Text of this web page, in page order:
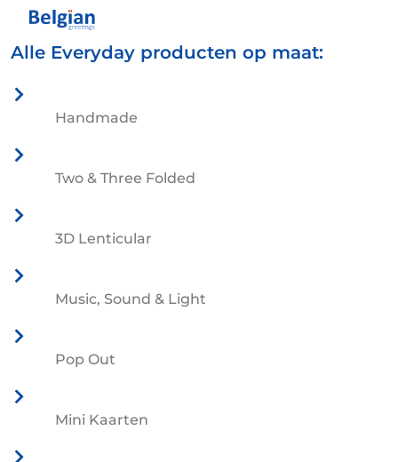
Alle Everyday producten op maat:
Handmade
Two & Three Folded
3D Lenticular
Music, Sound & Light
Pop Out
Mini Kaarten